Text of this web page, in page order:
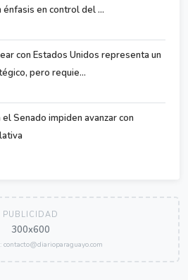
énfasis en control del ...
con Estados Unidos representa un
pero requie...
Senado impiden avanzar con
PUBLICIDAD
300x600
contacto@diarioparaguayo.com